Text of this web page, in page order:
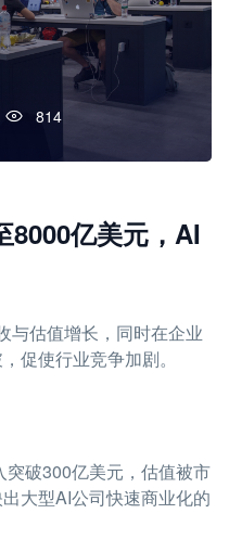
814
亿美元，AI
与估值增长，同时在企业
促使行业竞争加剧。
破300亿美元，估值被市
大型AI公司快速商业化的